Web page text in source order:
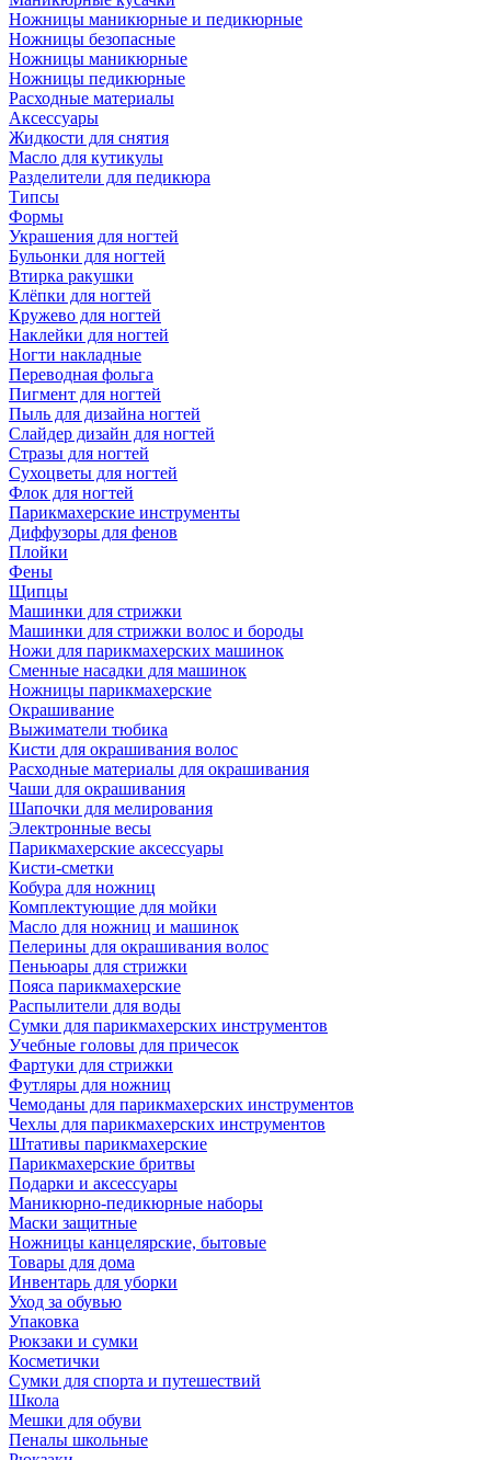
Ножницы маникюрные и педикюрные
Ножницы безопасные
Ножницы маникюрные
Ножницы педикюрные
Расходные материалы
Аксессуары
Жидкости для снятия
Масло для кутикулы
Разделители для педикюра
Типсы
Формы
Украшения для ногтей
Бульонки для ногтей
Втирка ракушки
Клёпки для ногтей
Кружево для ногтей
Наклейки для ногтей
Ногти накладные
Переводная фольга
Пигмент для ногтей
Пыль для дизайна ногтей
Слайдер дизайн для ногтей
Стразы для ногтей
Сухоцветы для ногтей
Флок для ногтей
Парикмахерские инструменты
Диффузоры для фенов
Плойки
Фены
Щипцы
Машинки для стрижки
Машинки для стрижки волос и бороды
Ножи для парикмахерских машинок
Сменные насадки для машинок
Ножницы парикмахерские
Окрашивание
Выжиматели тюбика
Кисти для окрашивания волос
Расходные материалы для окрашивания
Чаши для окрашивания
Шапочки для мелирования
Электронные весы
Парикмахерские аксессуары
Кисти-сметки
Кобура для ножниц
Комплектующие для мойки
Масло для ножниц и машинок
Пелерины для окрашивания волос
Пеньюары для стрижки
Пояса парикмахерские
Распылители для воды
Сумки для парикмахерских инструментов
Учебные головы для причесок
Фартуки для стрижки
Футляры для ножниц
Чемоданы для парикмахерских инструментов
Чехлы для парикмахерских инструментов
Штативы парикмахерские
Парикмахерские бритвы
Подарки и аксессуары
Маникюрно-педикюрные наборы
Маски защитные
Ножницы канцелярские, бытовые
Товары для дома
Инвентарь для уборки
Уход за обувью
Упаковка
Рюкзаки и сумки
Косметички
Сумки для спорта и путешествий
Школа
Мешки для обуви
Пеналы школьные